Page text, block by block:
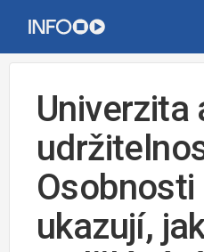
Univerzita
Osobnosti
ukazují,